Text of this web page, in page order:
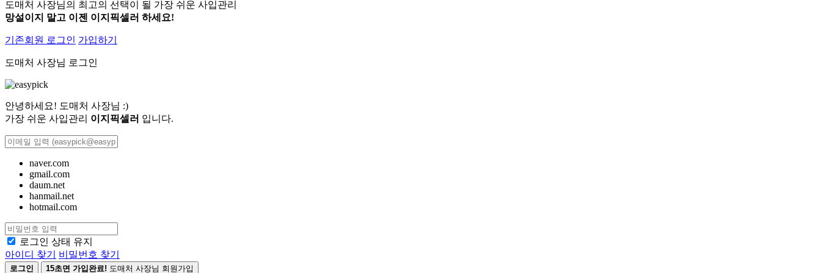
도매처 사장님의 최고의 선택이 될 가장 쉬운 사입관리
망설이지 말고 이젠 이지픽셀러 하세요!
기존회원 로그인 가입하기
도매처 사장님 로그인
안녕하세요! 도매처 사장님 :)
가장 쉬운 사입관리 이지픽셀러 입니다.
naver.com
gmail.com
daum.net
hanmail.net
hotmail.com
로그인 상태 유지
아이디 찾기
비밀번호 찾기
로그인 15초면 가입완료! 도매처 사장님 회원가입